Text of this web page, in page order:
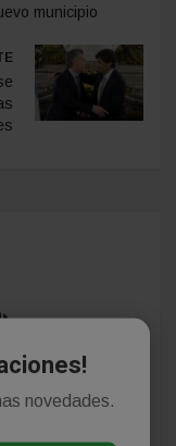
municipio
aún!
este artículo.
novedades.